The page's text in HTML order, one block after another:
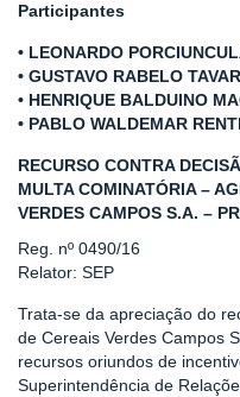
Participantes
• LEONARDO
• GUSTAVO RABELO
• HENRIQUE BALDUINO
• PABLO WALDEMAR
RECURSO CONTRA
MULTA COMINATÓRIA –
VERDES CAMPOS S.A. –
Reg. nº 0490/16
Relator: SEP
Trata-se da apreciação do
de Cereais Verdes Campos
recursos oriundos de
Superintendência de